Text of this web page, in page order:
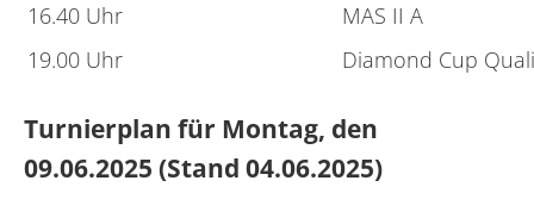
16.40 Uhr
MAS II A
19.00 Uhr
Diamond Cup
Turnierplan für Montag, den
09.06.2025 (Stand 04.06.2025)